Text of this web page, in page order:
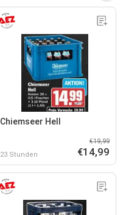
Chiemseer Hell
23 Stunden
€19,99
€14,99